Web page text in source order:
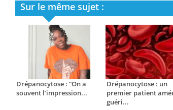
Sur le même sujet :
Drépanocytose : “On a
souvent l’impression...
Drépanocytose : un
premier patient
guéri...